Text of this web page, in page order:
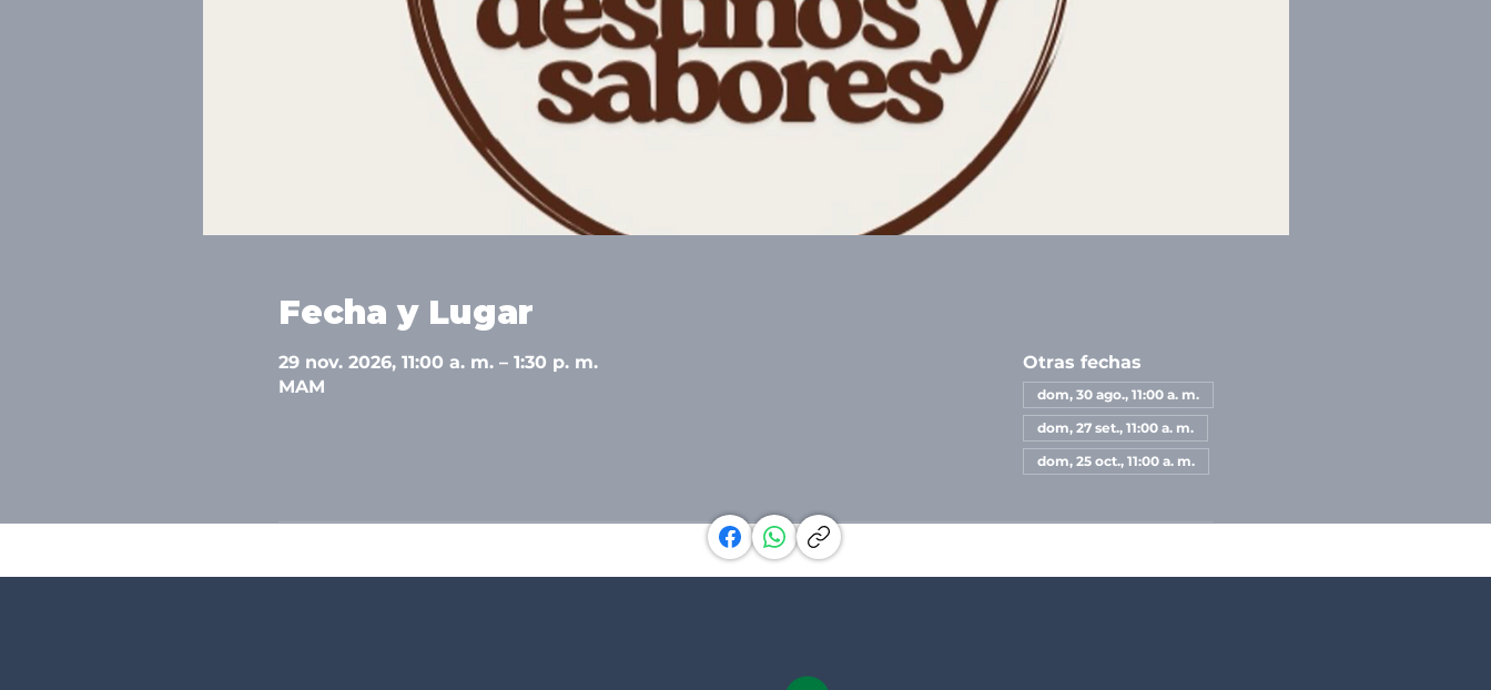
Fecha y Lugar
29 nov. 2026, 11:00 a. m. – 1:30 p. m.
MAM
Otras fechas
dom, 30 ago., 11:00 a. m.
dom, 27 set., 11:00 a. m.
dom, 25 oct., 11:00 a. m.